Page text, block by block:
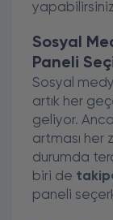
Sosyal
Paneli
Sosyal
artık her
geliyor.
artması her
durumda
biri de
paneli